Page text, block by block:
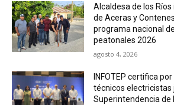
Alcaldesa de los
de Aceras y
programa nacional
peatonales 2026
agosto 4, 2026
INFOTEP certifica
técnicos electricistas
Superintendencia de